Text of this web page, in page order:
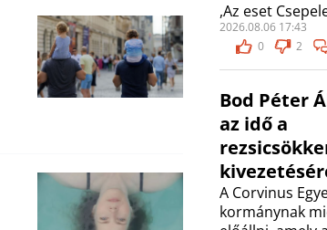
,Az eset
2026.08.06 17:43
0
2
Bod Péter
az idő a
A Corvinus
kormánynak